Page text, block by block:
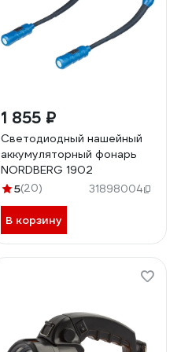
1 855 ₽
Светодиодный нашейный
аккумуляторный фонарь
NORDBERG 1902
5(20) 31898004
В корзину